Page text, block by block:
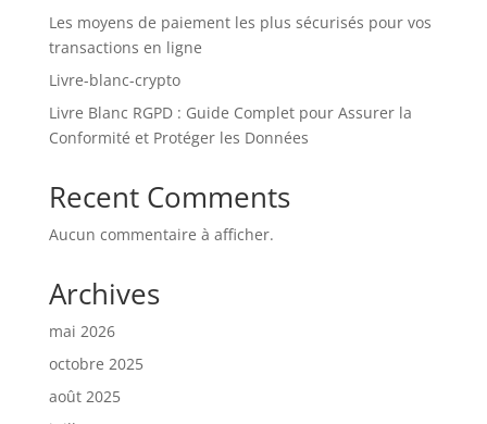
Les moyens de paiement les plus sécurisés pour vos
transactions en ligne
Livre-blanc-crypto
Livre Blanc RGPD : Guide Complet pour Assurer la
Conformité et Protéger les Données
Recent Comments
Aucun commentaire à afficher.
Archives
mai 2026
octobre 2025
août 2025